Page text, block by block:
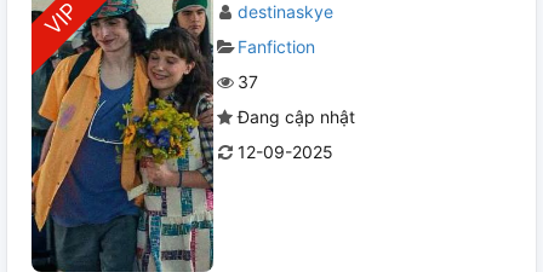
destinaskye
Fanfiction
37
Đang cập nhật
12-09-2025